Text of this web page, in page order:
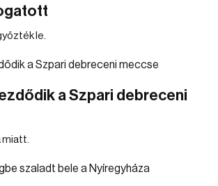
le.
a Szpari debreceni
miatt.